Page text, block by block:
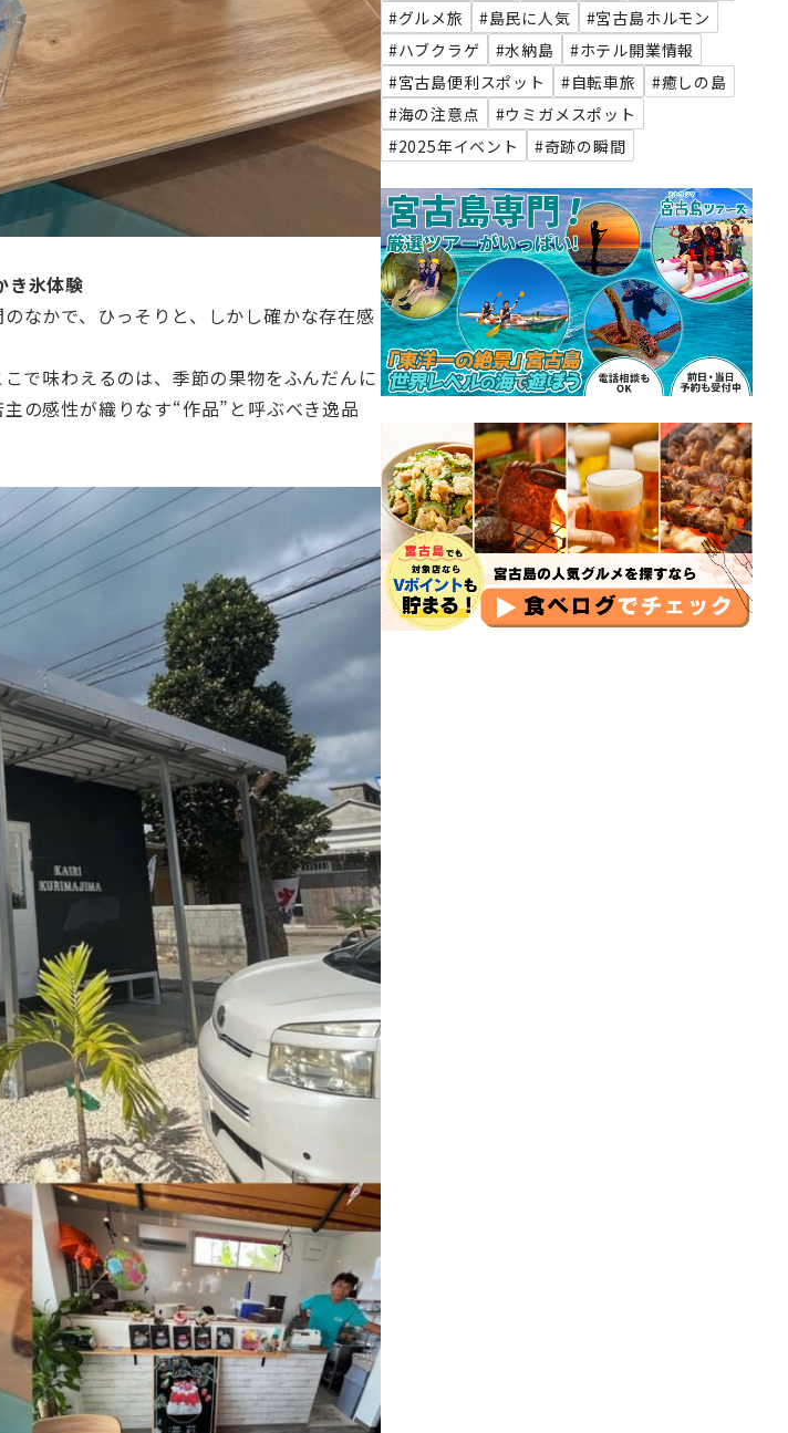
き氷体験
なかで、ひっそりと、しかし確かな存在感
で味わえるのは、季節の果物をふんだんに
の感性が織りなす“作品”と呼ぶべき逸品
#グルメ旅
#島民に人気
#宮古島ホルモン
#ハブクラゲ
#水納島
#ホテル開業情報
#宮古島便利スポット
#自転車旅
#癒しの島
#海の注意点
#ウミガメスポット
#2025年イベント
#奇跡の瞬間